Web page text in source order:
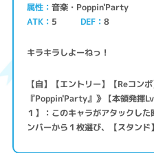
属性 音楽・Poppin'Party
ATK 5 DEF 8
キラキラしよーねっ！
【自】【エントリー】【Reコン
『Poppin'Party』》【本領発揮
１】：このキャラがアタックし
ンバーから１枚選び、【スタンド